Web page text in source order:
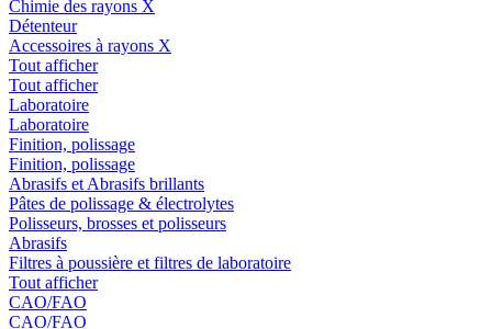
Chimie des rayons X
Détenteur
Accessoires à rayons X
Tout afficher
Tout afficher
Laboratoire
Laboratoire
Finition, polissage
Finition, polissage
Abrasifs et Abrasifs brillants
Pâtes de polissage & électrolytes
Polisseurs, brosses et polisseurs
Abrasifs
Filtres à poussière et filtres de laboratoire
Tout afficher
CAO/FAO
CAO/FAO